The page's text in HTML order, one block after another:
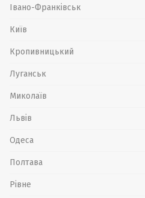
Івано-Франківськ
Київ
Кропивницький
Луганськ
Миколаїв
Львів
Одеса
Полтава
Рівне